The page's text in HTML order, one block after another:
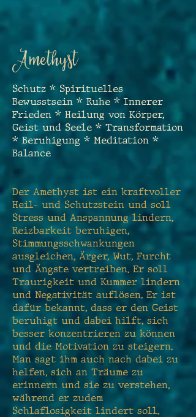
Amethyst
Schutz * Spirituelles
Bewusstsein * Ruhe * Innerer
Frieden * Heilung von Körper,
Geist und Seele * Transformation
* Beruhigung * Meditation *
Balance
Der Amethyst ist ein kraftvoller
Heil- und Schutzstein und soll
Stress und Anspannung lindern,
Reizbarkeit beruhigen,
Stimmungsschwankungen
ausgleichen, Ärger, Wut, Furcht
und Ängste vertreiben. Er soll
Traurigkeit und Kummer lindern
und Negativität auflösen. Er ist
dafür bekannt, dass er den Geist
beruhigt und dabei hilft, sich
besser konzentrieren zu können
und die Motivation zu steigern.
Man sagt ihm auch nach dabei zu
helfen, sich an Träume zu
erinnern und sie zu verstehen,
während er zudem
Schlaflosigkeit lindert soll.